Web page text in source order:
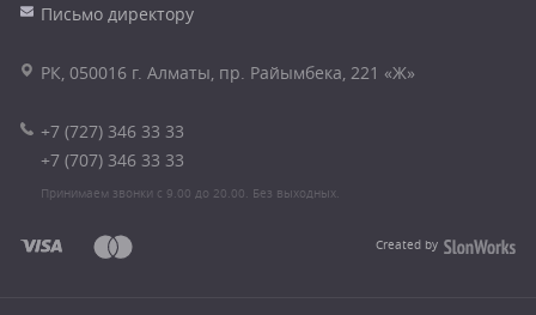
Письмо директору
РК, 050016 г. Алматы, пр. Райымбека, 221 «Ж»
+7 (727) 346 33 33
+7 (707) 346 33 33
Принимаем звонки с 9.00 до 20.00. Без выходных.
Created by